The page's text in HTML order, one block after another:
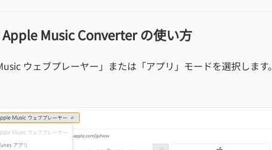
Music Converter の使い方
ウェブプレーヤー」または「アプリ」モードを選択します。